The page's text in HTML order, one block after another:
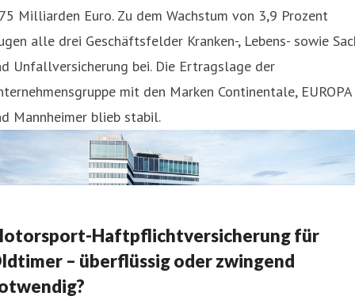
Milliarden Euro. Zu dem Wachstum von 3,9 Prozent
alle drei Geschäftsfelder Kranken-, Lebens- sowie
Unfallversicherung bei. Die Ertragslage der
mit den Marken Continentale, EUROPA
Mannheimer blieb stabil.
Haftpflichtversicherung für
– überflüssig oder zwingend